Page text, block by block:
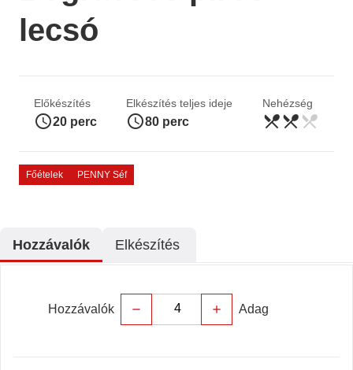
lecsó
Előkészítés
access_time20 perc
Elkészítés teljes ideje
access_time80 perc
Nehézség
közepes
restaurant_menurestaurant_menu restaurant_menu
Főételek PENNY Séf
Hozzávalók Elkészítés
Hozzávalók remove add Adag